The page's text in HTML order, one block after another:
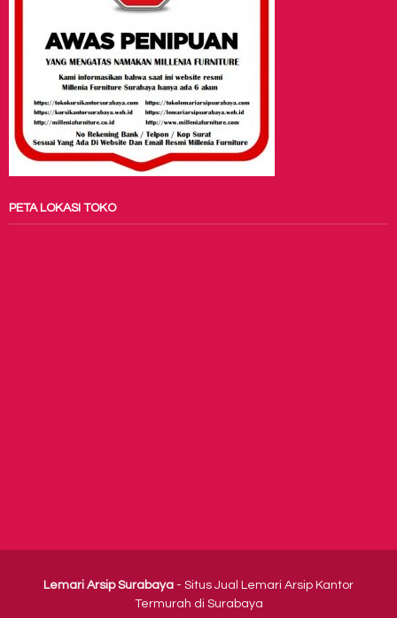
PETA LOKASI TOKO
Lemari Arsip Surabaya - Situs Jual Lemari Arsip Kantor
Termurah di Surabaya